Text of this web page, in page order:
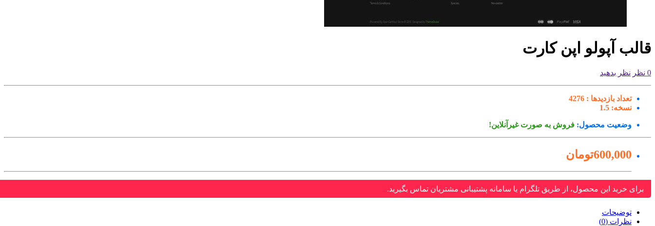
قالب آپولو اپن کارت
0 نظر نظر بدهید
تعداد بازدیدها : 4276
نسخه: 1.5
وضعیت محصول: فروش به صورت غیرآنلاین!
600,000تومان
برای خرید این محصول، از طریق تلگرام یا سامانه پشتیبانی مشتریان تماس بگیرید.
توضیحات
نظرات (0)